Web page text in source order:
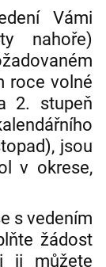
Vámi
nahoře)
roce volné
2. stupeň
jsou
v okrese,
s vedením
žádost
ji můžete